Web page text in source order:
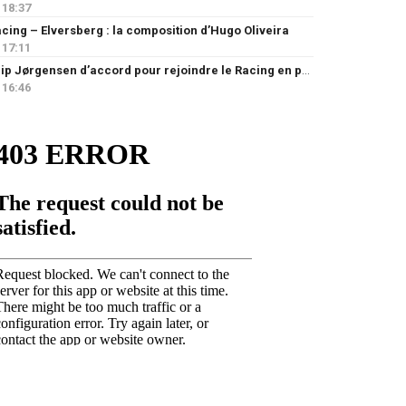
18:37
– Elversberg : la composition d’Hugo Oliveira
17:11
16:46